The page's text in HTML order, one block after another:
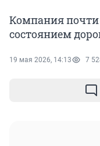
Компания почти
состоянием
19 мая 2026, 14:13 7